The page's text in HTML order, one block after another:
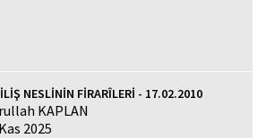
NESLİNİN FİRARÎLERİ - 17.02.2010
KAPLAN
2025